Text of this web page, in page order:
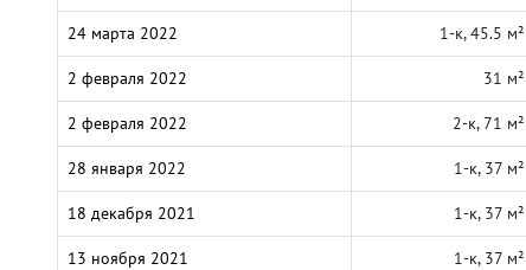
24 марта 2022 1-к, 45.5 м²
2 февраля 2022 31 м²
2 февраля 2022 2-к, 71 м²
28 января 2022 1-к, 37 м²
18 декабря 2021 1-к, 37 м²
13 ноября 2021 1-к, 37 м²